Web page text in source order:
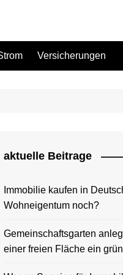
Versicherungen
aktuelle Beitrage
Immobilie kaufen in
Wohneigentum noch?
Gemeinschaftsgarten
einer freien Fläche ein